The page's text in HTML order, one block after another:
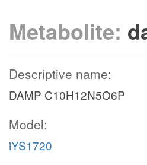
Metabolite:
Descriptive name:
DAMP C10H12N5O6P
Model:
iYS1720